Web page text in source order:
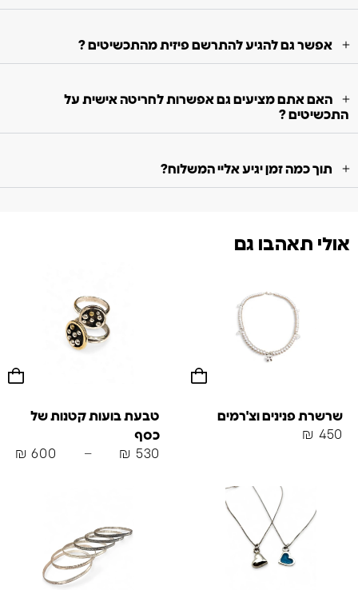
אפשר גם להגיע להתרשם פיזית מהתכשיטים ?
האם אתם מציעים גם אפשרות לחריטה אישית על
התכשיטים ?
תוך כמה זמן יגיע אליי המשלוח?
אולי תאהבו גם
שרשרת פנינים וצ'רמים
₪ 450
טבעת בועות קטנות של
כסף
₪ 530
–
₪ 600